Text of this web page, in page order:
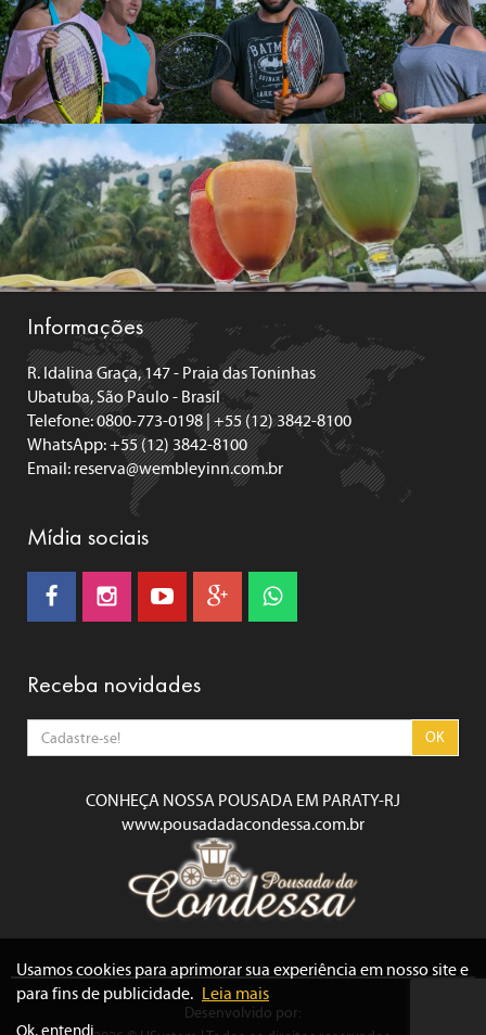
Informações
R. Idalina Graça, 147 - Praia das Toninhas
Ubatuba, São Paulo - Brasil
Telefone: 0800-773-0198 | +55 (12) 3842-8100
WhatsApp: +55 (12) 3842-8100
Email: reserva@wembleyinn.com.br
Mídia sociais
Receba novidades
OK
CONHEÇA NOSSA POUSADA EM PARATY-RJ
www.pousadadacondessa.com.br
Desenvolvido por:
Usamos cookies para aprimorar sua experiência em nosso site e
para fins de publicidade. Leia mais
Ok, entendi